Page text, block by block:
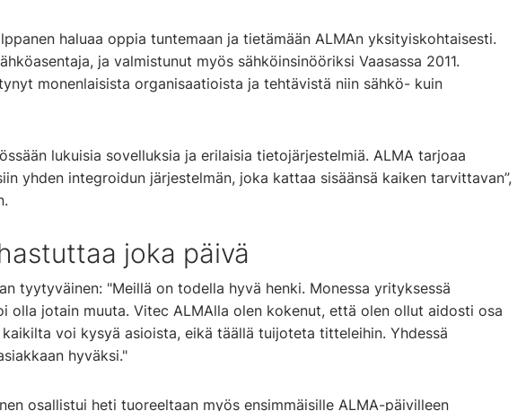
haluaa oppia tuntemaan ja tietämään ALMAn yksityiskohtaisesti.
ja valmistunut myös sähköinsinööriksi Vaasassa 2011.
monenlaisista organisaatioista ja tehtävistä niin sähkö- kuin
lukuisia sovelluksia ja erilaisia tietojärjestelmiä. ALMA tarjoaa
yhden integroidun järjestelmän, joka kattaa sisäänsä kaiken tarvittavan”,
joka päivä
tyytyväinen: "Meillä on todella hyvä henki. Monessa yrityksessä
olla jotain muuta. Vitec ALMAlla olen kokenut, että olen ollut aidosti osa
voi kysyä asioista, eikä täällä tuijoteta titteleihin. Yhdessä
hyväksi."
osallistui heti tuoreeltaan myös ensimmäisille ALMA-päivilleen